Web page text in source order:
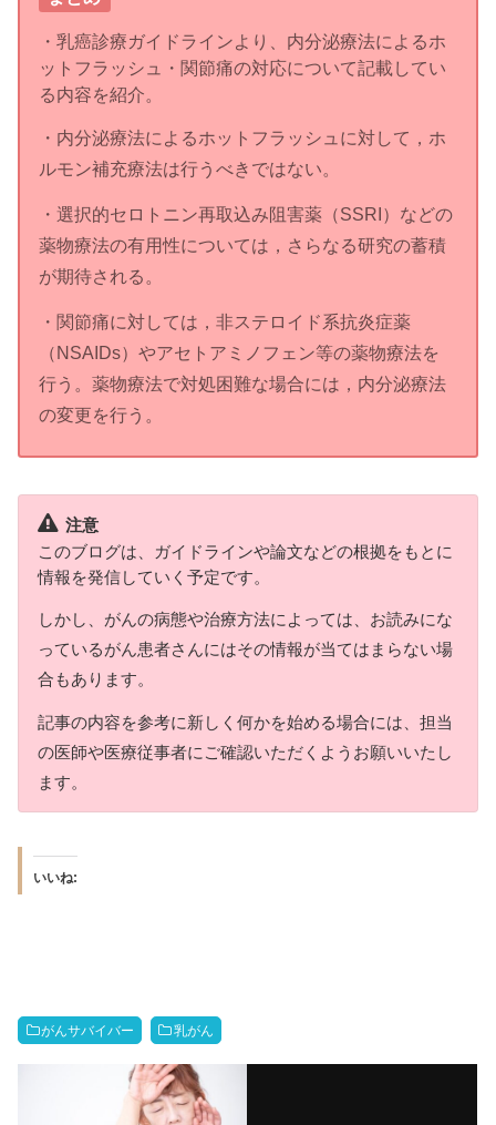
・乳癌診療ガイドラインより、内分泌療法によるホ
ットフラッシュ・関節痛の対応について記載してい
る内容を紹介。
・内分泌療法によるホットフラッシュに対して，ホ
ルモン補充療法は行うべきではない。
・選択的セロトニン再取込み阻害薬（SSRI）などの
薬物療法の有用性については，さらなる研究の蓄積
が期待される。
・関節痛に対しては，非ステロイド系抗炎症薬
（NSAIDs）やアセトアミノフェン等の薬物療法を
行う。薬物療法で対処困難な場合には，内分泌療法
の変更を行う。
注意
このブログは、ガイドラインや論文などの根拠をもとに
情報を発信していく予定です。
しかし、がんの病態や治療方法によっては、お読みにな
っているがん患者さんにはその情報が当てはまらない場
合もあります。
記事の内容を参考に新しく何かを始める場合には、担当
の医師や医療従事者にご確認いただくようお願いいたし
ます。
いいね:
がんサバイバー 乳がん